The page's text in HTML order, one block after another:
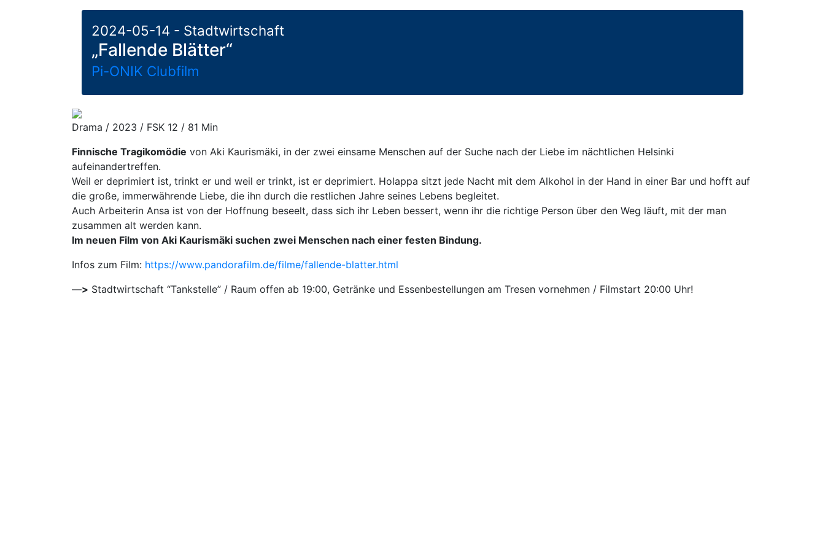
2024-05-14 - Stadtwirtschaft
„Fallende Blätter“
Pi-ONIK Clubfilm
Drama / 2023 / FSK 12 / 81 Min
Finnische Tragikomödie von Aki Kaurismäki, in der zwei einsame Menschen auf der Suche nach der Liebe im nächtlichen Helsinki
aufeinandertreffen.
Weil er deprimiert ist, trinkt er und weil er trinkt, ist er deprimiert. Holappa sitzt jede Nacht mit dem Alkohol in der Hand in einer Bar und hofft auf
die große, immerwährende Liebe, die ihn durch die restlichen Jahre seines Lebens begleitet.
Auch Arbeiterin Ansa ist von der Hoffnung beseelt, dass sich ihr Leben bessert, wenn ihr die richtige Person über den Weg läuft, mit der man
zusammen alt werden kann.
Im neuen Film von Aki Kaurismäki suchen zwei Menschen nach einer festen Bindung.
Infos zum Film: https://www.pandorafilm.de/filme/fallende-blatter.html
—> Stadtwirtschaft “Tankstelle” / Raum offen ab 19:00, Getränke und Essenbestellungen am Tresen vornehmen / Filmstart 20:00 Uhr!